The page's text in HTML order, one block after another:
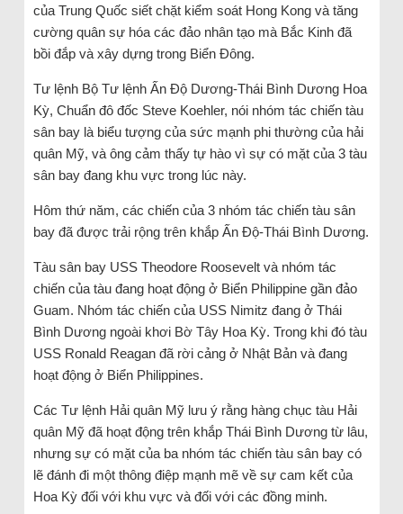
của Trung Quốc siết chặt kiểm soát Hong Kong và tăng
cường quân sự hóa các đảo nhân tạo mà Bắc Kinh đã
bồi đắp và xây dựng trong Biển Đông.
Tư lệnh Bộ Tư lệnh Ấn Độ Dương-Thái Bình Dương Hoa
Kỳ, Chuẩn đô đốc Steve Koehler, nói nhóm tác chiến tàu
sân bay là biểu tượng của sức mạnh phi thường của hải
quân Mỹ, và ông cảm thấy tự hào vì sự có mặt của 3 tàu
sân bay đang khu vực trong lúc này.
Hôm thứ năm, các chiến của 3 nhóm tác chiến tàu sân
bay đã được trải rộng trên khắp Ấn Độ-Thái Bình Dương.
Tàu sân bay USS Theodore Roosevelt và nhóm tác
chiến của tàu đang hoạt động ở Biển Philippine gần đảo
Guam. Nhóm tác chiến của USS Nimitz đang ở Thái
Bình Dương ngoài khơi Bờ Tây Hoa Kỳ. Trong khi đó tàu
USS Ronald Reagan đã rời cảng ở Nhật Bản và đang
hoạt động ở Biển Philippines.
Các Tư lệnh Hải quân Mỹ lưu ý rằng hàng chục tàu Hải
quân Mỹ đã hoạt động trên khắp Thái Bình Dương từ lâu,
nhưng sự có mặt của ba nhóm tác chiến tàu sân bay có
lẽ đánh đi một thông điệp mạnh mẽ về sự cam kết của
Hoa Kỳ đối với khu vực và đối với các đồng minh.